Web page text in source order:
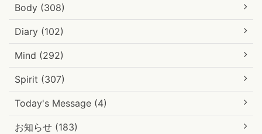
Body (308)
Diary (102)
Mind (292)
Spirit (307)
Today's Message (4)
お知らせ (183)